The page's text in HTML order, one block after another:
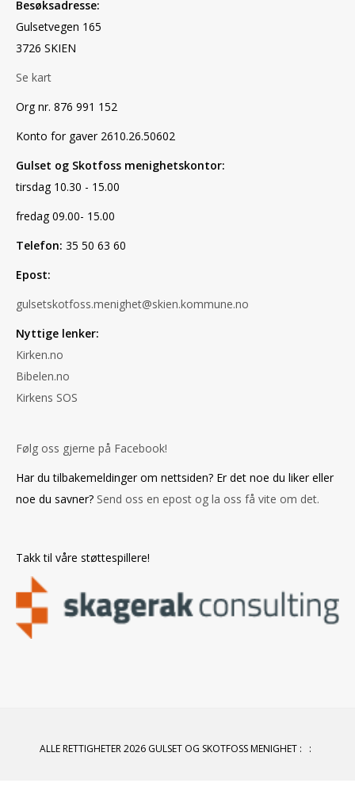
Besøksadresse:
Gulsetvegen 165
3726 SKIEN
Se kart
Org nr. 876 991 152
Konto for gaver 2610.26.50602
Gulset og Skotfoss menighetskontor:
tirsdag 10.30 - 15.00
fredag 09.00- 15.00
Telefon: 35 50 63 60
Epost:
gulsetskotfoss.menighet@skien.kommune.no
Nyttige lenker:
Kirken.no
Bibelen.no
Kirkens SOS
Følg oss gjerne på Facebook!
Har du tilbakemeldinger om nettsiden? Er det noe du liker eller
noe du savner? Send oss en epost og la oss få vite om det.
Takk til våre støttespillere!
ALLE RETTIGHETER 2026 GULSET OG SKOTFOSS MENIGHET: :